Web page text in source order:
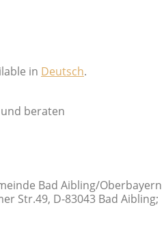
in Deutsch.
beraten
Bad Aibling/Oberbayern
Str.49, D-83043 Bad Aibling;